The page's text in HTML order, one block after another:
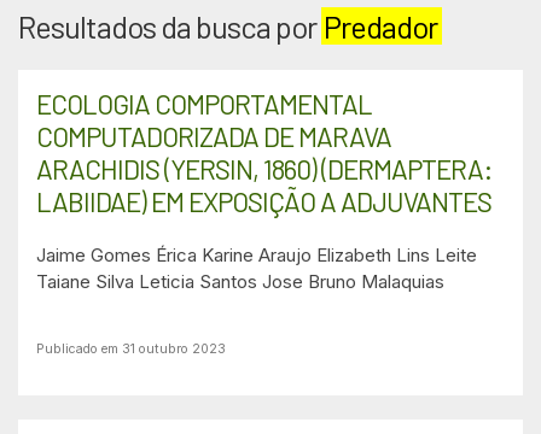
Resultados da busca por Predador
ECOLOGIA COMPORTAMENTAL
COMPUTADORIZADA DE MARAVA
ARACHIDIS (YERSIN, 1860) (DERMAPTERA:
LABIIDAE) EM EXPOSIÇÃO A ADJUVANTES
Jaime Gomes Érica Karine Araujo Elizabeth Lins Leite
Taiane Silva Leticia Santos Jose Bruno Malaquias
Publicado em 31 outubro 2023